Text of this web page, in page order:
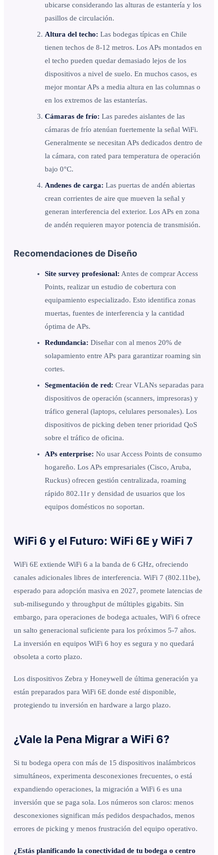
ubicarse considerando las alturas de estantería y los
pasillos de circulación.
Altura del techo: Las bodegas típicas en Chile
tienen techos de 8-12 metros. Los APs montados en
el techo pueden quedar demasiado lejos de los
dispositivos a nivel de suelo. En muchos casos, es
mejor montar APs a media altura en las columnas o
en los extremos de las estanterías.
Cámaras de frío: Las paredes aislantes de las
cámaras de frío atenúan fuertemente la señal WiFi.
Generalmente se necesitan APs dedicados dentro de
la cámara, con rated para temperatura de operación
bajo 0°C.
Andenes de carga: Las puertas de andén abiertas
crean corrientes de aire que mueven la señal y
generan interferencia del exterior. Los APs en zona
de andén requieren mayor potencia de transmisión.
Recomendaciones de Diseño
Site survey profesional: Antes de comprar Access
Points, realizar un estudio de cobertura con
equipamiento especializado. Esto identifica zonas
muertas, fuentes de interferencia y la cantidad
óptima de APs.
Redundancia: Diseñar con al menos 20% de
solapamiento entre APs para garantizar roaming sin
cortes.
Segmentación de red: Crear VLANs separadas para
dispositivos de operación (scanners, impresoras) y
tráfico general (laptops, celulares personales). Los
dispositivos de picking deben tener prioridad QoS
sobre el tráfico de oficina.
APs enterprise: No usar Access Points de consumo
hogareño. Los APs empresariales (Cisco, Aruba,
Ruckus) ofrecen gestión centralizada, roaming
rápido 802.11r y densidad de usuarios que los
equipos domésticos no soportan.
WiFi 6 y el Futuro: WiFi 6E y WiFi 7
WiFi 6E extiende WiFi 6 a la banda de 6 GHz, ofreciendo
canales adicionales libres de interferencia. WiFi 7 (802.11be),
esperado para adopción masiva en 2027, promete latencias de
sub-milisegundo y throughput de múltiples gigabits. Sin
embargo, para operaciones de bodega actuales, WiFi 6 ofrece
un salto generacional suficiente para los próximos 5-7 años.
La inversión en equipos WiFi 6 hoy es segura y no quedará
obsoleta a corto plazo.
Los dispositivos Zebra y Honeywell de última generación ya
están preparados para WiFi 6E donde esté disponible,
protegiendo tu inversión en hardware a largo plazo.
¿Vale la Pena Migrar a WiFi 6?
Si tu bodega opera con más de 15 dispositivos inalámbricos
simultáneos, experimenta desconexiones frecuentes, o está
expandiendo operaciones, la migración a WiFi 6 es una
inversión que se paga sola. Los números son claros: menos
desconexiones significan más pedidos despachados, menos
errores de picking y menos frustración del equipo operativo.
¿Estás planificando la conectividad de tu bodega o centro